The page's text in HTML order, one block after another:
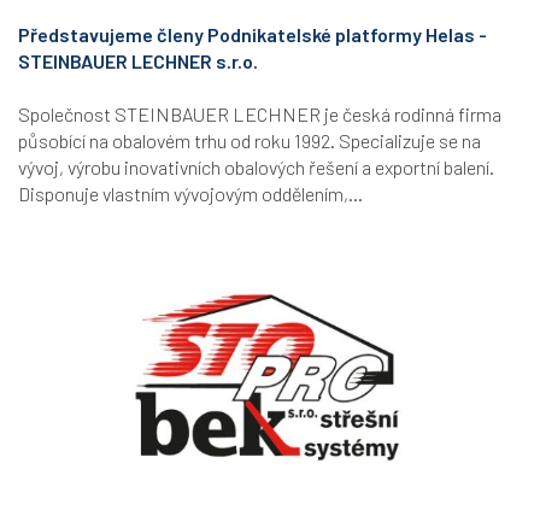
Představujeme členy Podnikatelské platformy Helas -
STEINBAUER LECHNER s.r.o.
Společnost STEINBAUER LECHNER je česká rodinná firma
působící na obalovém trhu od roku 1992. Specializuje se na
vývoj, výrobu inovativních obalových řešení a exportní balení.
Disponuje vlastním vývojovým oddělením,...